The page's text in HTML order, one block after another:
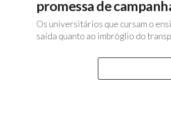
promessa de
Os universitários que cursam o
saída quanto ao imbróglio do